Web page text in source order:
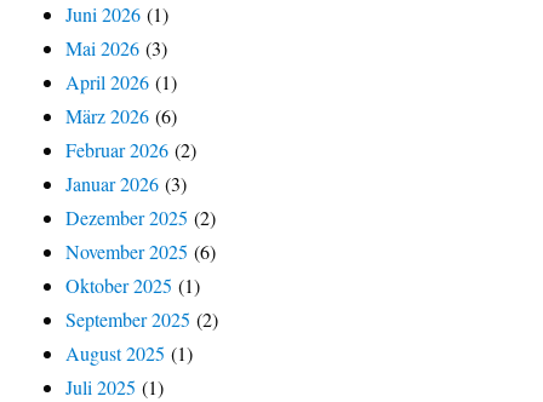
Juni 2026 (1)
Mai 2026 (3)
April 2026 (1)
März 2026 (6)
Februar 2026 (2)
Januar 2026 (3)
Dezember 2025 (2)
November 2025 (6)
Oktober 2025 (1)
September 2025 (2)
August 2025 (1)
Juli 2025 (1)